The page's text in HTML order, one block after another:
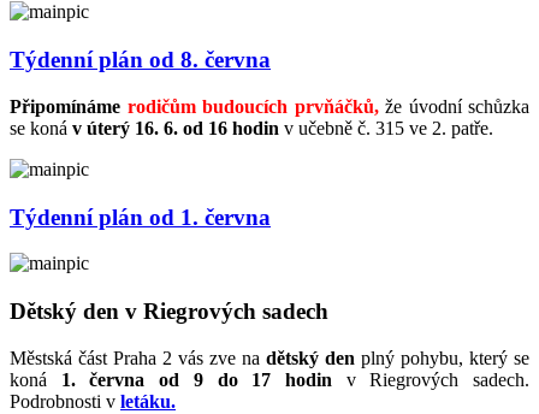
Týdenní plán od 8. června
Připomínáme rodičům budoucích prvňáčků,že úvodní schůzka
se koná v úterý 16. 6. od 16 hodin v učebně č. 315 ve 2. patře.
Týdenní plán od 1. června
Dětský den v Riegrových sadech
Městská část Praha 2 vás zve na dětský den plný pohybu, který se
koná 1. června od 9 do 17 hodin v Riegrových sadech.
Podrobnosti v letáku.